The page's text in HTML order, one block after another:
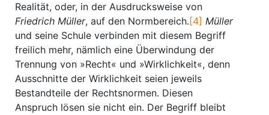
Realität, oder, in der Ausdrucksweise von
Friedrich Müller, auf den Normbereich. [4] Müller
und seine Schule verbinden mit diesem Begriff
freilich mehr, nämlich eine Überwindung der
Trennung von »Recht« und »Wirklichkeit«, denn
Ausschnitte der Wirklichkeit seien jeweils
Bestandteile der Rechtsnormen. Diesen
Anspruch lösen sie nicht ein. Der Begriff bleibt